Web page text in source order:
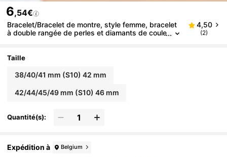
6,54€
Bracelet/Bracelet de montre, style femme, bracelet
à double rangée de perles et diamants de coule
avec Apple Watch 38/40/41/42/44/45/46/49 mm,
11/10/9/8/7/6/5 4/3/2/1, accessoire de mode haut
de gamme
4,50
(2)
Taille
38/40/41 mm (S10) 42 mm
42/44/45/49 mm (S10) 46 mm
Quantité(s):
Expédition à Belgium